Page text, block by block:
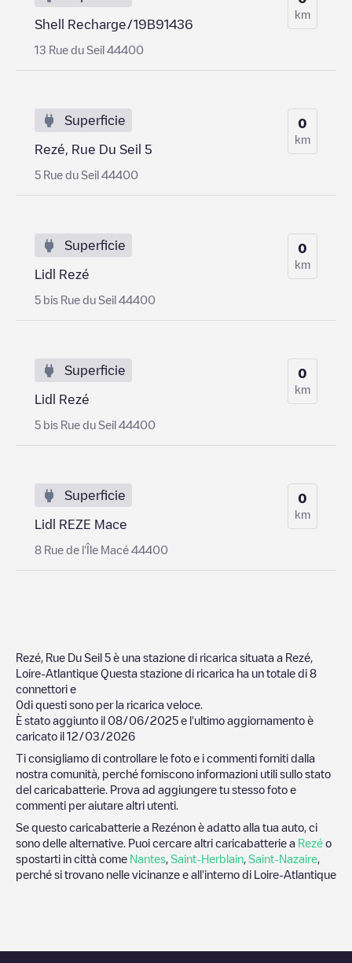
Shell Recharge/19B91436
13 Rue du Seil 44400
km
Superficie
Rezé, Rue Du Seil 5
5 Rue du Seil 44400
0
km
Superficie
Lidl Rezé
5 bis Rue du Seil 44400
0
km
Superficie
Lidl Rezé
5 bis Rue du Seil 44400
0
km
Superficie
Lidl REZE Mace
8 Rue de l'Île Macé 44400
0
km
Rezé, Rue Du Seil 5 è una stazione di ricarica situata a Rezé
Loire-Atlantique Questa stazione di ricarica ha un totale di 8
connettori e
0di questi sono per la ricarica veloce.
È stato aggiunto il 08/06/2025 e l'ultimo aggiornamento è
caricato il 12/03/2026
Ti consigliamo di controllare le foto e i commenti forniti dalla
nostra comunità, perché forniscono informazioni utili sullo stato
del caricabatterie. Prova ad aggiungere tu stesso foto e
commenti per aiutare altri utenti.
Se questo caricabatterie a Rezénon è adatto alla tua auto, ci
sono delle alternative. Puoi cercare altri caricabatterie a Rezé o
spostarti in città come Nantes Saint-Herblain Saint-Nazaire
perché si trovano nelle vicinanze e all'interno di Loire-Atlantique